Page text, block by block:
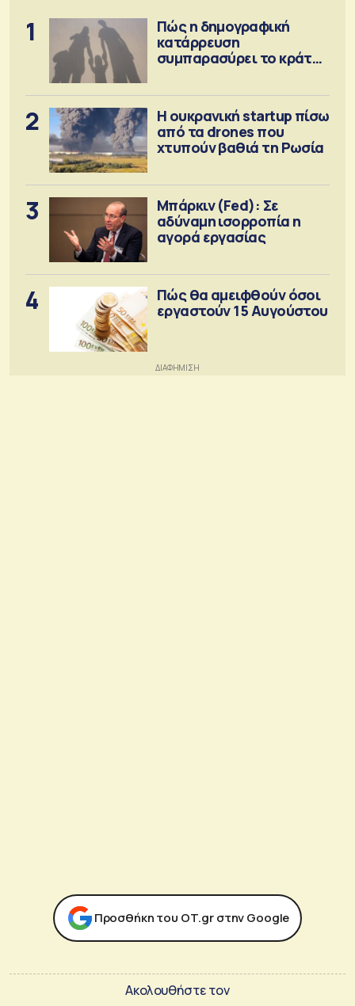
1
Πώς η δημογραφική
κατάρρευση
συμπαρασύρει το κράτος
2
Η ουκρανική startup πίσω
από τα drones που
χτυπούν βαθιά τη Ρωσία
3
Μπάρκιν (Fed): Σε
αδύναμη ισορροπία η
αγορά εργασίας
4
Πώς θα αμειφθούν όσοι
εργαστούν 15 Αυγούστου
Προσθήκη του ΟΤ.gr στην Google
Ακολουθήστε τον